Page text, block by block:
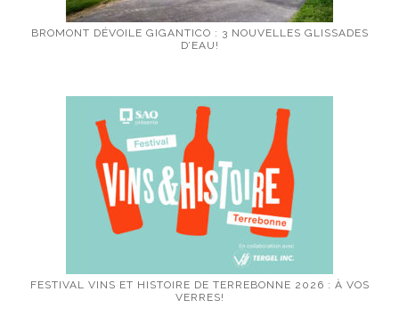
BROMONT DÉVOILE GIGANTICO : 3 NOUVELLES GLISSADES
D’EAU!
FESTIVAL VINS ET HISTOIRE DE TERREBONNE 2026 : À VOS
VERRES!